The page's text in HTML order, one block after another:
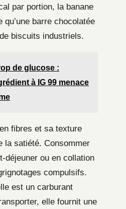
par portion, la banane
barre chocolatée
biscuits industriels.
de glucose :
à IG 99 menace
fibres et sa texture
la satiété. Consommer
déjeuner ou en collation
compulsifs.
est un carburant
elle fournit une